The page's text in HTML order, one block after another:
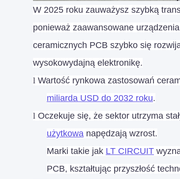
W 2025 roku zauważysz szybką
ponieważ zaawansowane
ceramicznych PCB szybko się
wysokowydajną elektronikę.
l Wartość rynkowa zastosowań
miliarda USD do 2032 roku.
l Oczekuje się, że sektor utrzyma
użytkowa napędzają wzrost.
Marki takie jak LT CIRCUIT
PCB, kształtując przyszłość